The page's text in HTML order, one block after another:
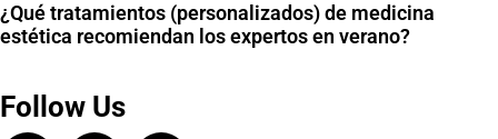
¿Qué tratamientos (personalizados) de medicina
estética recomiendan los expertos en verano?
Follow Us